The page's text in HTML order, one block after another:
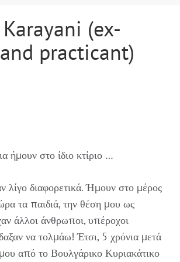
(ex-
practicant)
ήμουν στο ίδιο κτίριο …
λίγο διαφορετικά. Ήμουν στο μέρος
τα παιδιά, την θέση μου ως
άλλοι άνθρωποι, υπέροχοι
να τολμάω! Έτσι, 5 χρόνια μετά
από το Βουλγάρικο Κυριακάτικο